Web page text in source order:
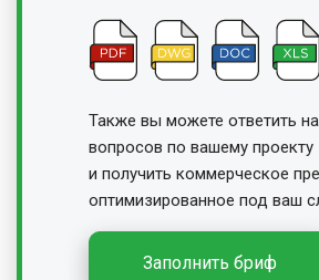
Также вы можете ответить
вопросов по вашему проекту
и получить коммерческое
оптимизированное под ваш
Заполнить бриф